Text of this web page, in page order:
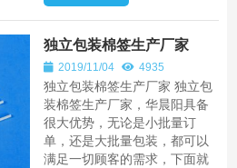
独立包装棉签生产厂家
2019/11/04 4935
独立包装棉签生产厂家 独立包
装棉签生产厂家，华晨阳具备
很大优势，无论是小批量订
单，还是大批量包装，都可以
满足一切顾客的需求，下面就